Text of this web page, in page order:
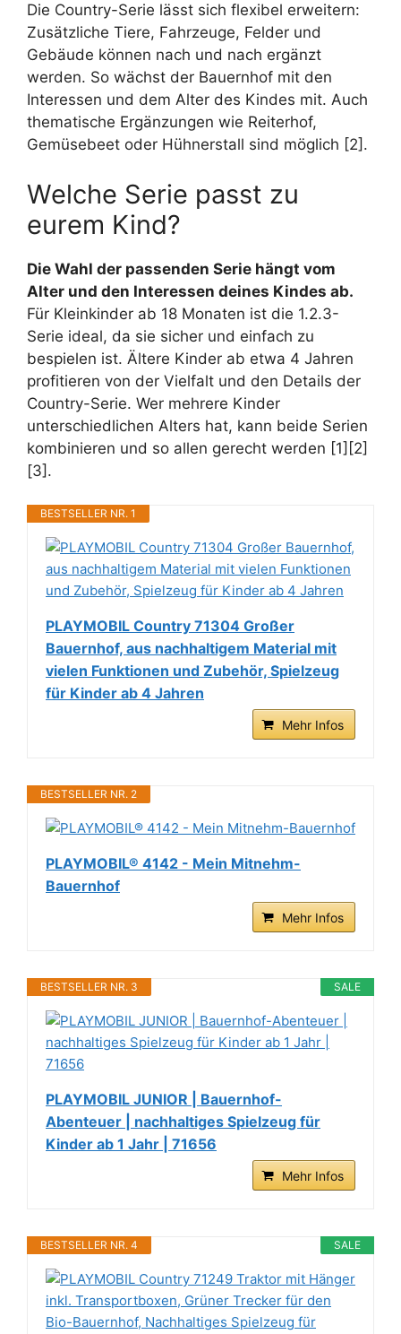
Die Country-Serie lässt sich flexibel erweitern:
Zusätzliche Tiere, Fahrzeuge, Felder und
Gebäude können nach und nach ergänzt
werden. So wächst der Bauernhof mit den
Interessen und dem Alter des Kindes mit. Auch
thematische Ergänzungen wie Reiterhof,
Gemüsebeet oder Hühnerstall sind möglich [2].
Welche Serie passt zu
eurem Kind?
Die Wahl der passenden Serie hängt vom
Alter und den Interessen deines Kindes ab.
Für Kleinkinder ab 18 Monaten ist die 1.2.3-
Serie ideal, da sie sicher und einfach zu
bespielen ist. Ältere Kinder ab etwa 4 Jahren
profitieren von der Vielfalt und den Details der
Country-Serie. Wer mehrere Kinder
unterschiedlichen Alters hat, kann beide Serien
kombinieren und so allen gerecht werden [1][2]
[3].
BESTSELLER NR. 1
PLAYMOBIL Country 71304 Großer
Bauernhof, aus nachhaltigem Material mit
vielen Funktionen und Zubehör, Spielzeug
für Kinder ab 4 Jahren
Mehr Infos
BESTSELLER NR. 2
PLAYMOBIL® 4142 - Mein Mitnehm-
Bauernhof
Mehr Infos
SALE
BESTSELLER NR. 3
PLAYMOBIL JUNIOR | Bauernhof-
Abenteuer | nachhaltiges Spielzeug für
Kinder ab 1 Jahr | 71656
Mehr Infos
SALE
BESTSELLER NR. 4